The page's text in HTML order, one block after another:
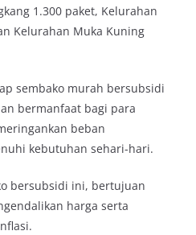
1.300 paket, Kelurahan
Kelurahan Muka Kuning
sembako murah bersubsidi
bermanfaat bagi para
beban
kebutuhan sehari-hari.
bersubsidi ini, bertujuan
harga serta